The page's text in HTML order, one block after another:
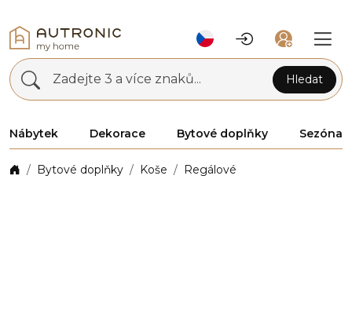
Zadejte 3 a více znaků... Hledat
Nábytek Dekorace Bytové doplňky Sezóna
Bytové doplňky Koše Regálové